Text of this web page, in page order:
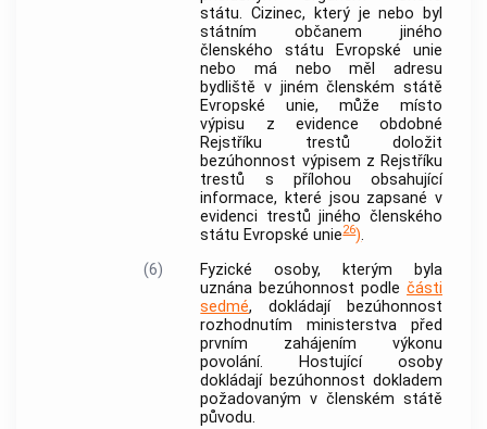
státu. Cizinec, který je nebo byl
státním občanem jiného
členského státu Evropské unie
nebo má nebo měl adresu
bydliště v jinémčlenském státě
Evropské unie, může místo
výpisu z evidence obdobné
Rejstříku trestů doložit
bezúhonnost výpisem z Rejstříku
trestů s přílohou obsahující
informace, které jsou zapsané v
evidenci trestů jiného členského
státu Evropské unie26).
(6)
Fyzické osoby, kterým byla
uznána bezúhonnost podle části
sedmé, dokládají
bezúhonnost
rozhodnutím ministerstva před
prvním zahájením výkonu
povolání.
Hostující osoby
dokládají bezúhonnost dokladem
požadovaným včlenském státě
původu.